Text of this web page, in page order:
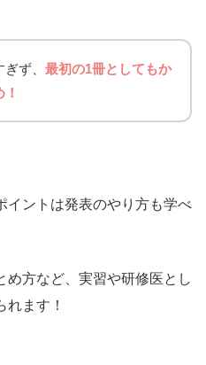
ず、 最初の1冊としてもか
イントは発表のやり方も学べ
め方など、実習や研修医とし
ます！